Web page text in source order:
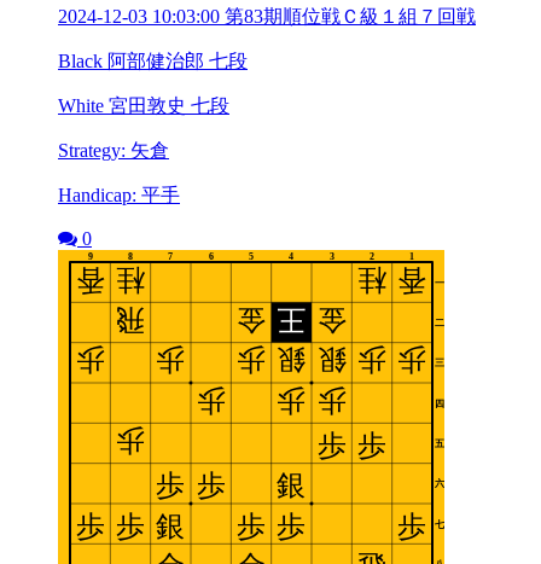
2024-12-03 10:03:00 第83期順位戦Ｃ級１組７回戦
Black 阿部健治郎 七段
White 宮田敦史 七段
Strategy: 矢倉
Handicap: 平手
0